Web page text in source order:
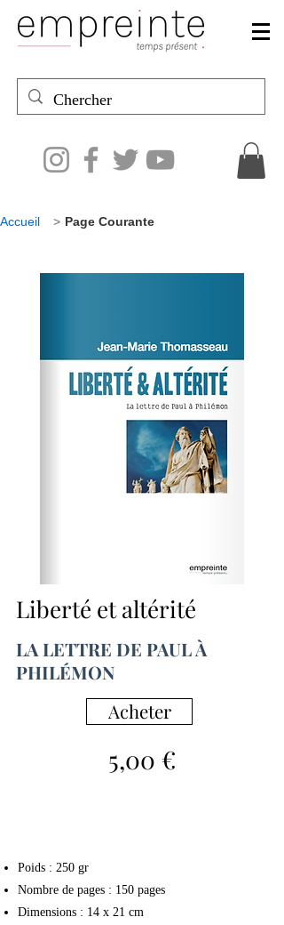
Accueil > Page Courante
Liberté et altérité
LA LETTRE DE PAUL À
PHILÉMON
Acheter
5,00 €
Poids : 250 gr
Nombre de pages : 150 pages
Dimensions : 14 x 21 cm